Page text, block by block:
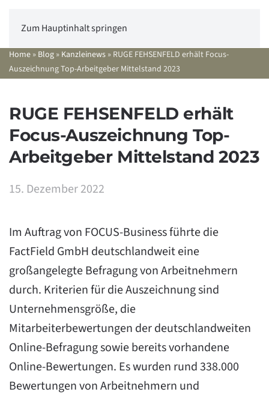
Zum Hauptinhalt springen
Home » Blog » Kanzleinews » RUGE FEHSENFELD erhält Focus-
Auszeichnung Top-Arbeitgeber Mittelstand 2023
RUGE FEHSENFELD erhält
Focus-Auszeichnung Top-
Arbeitgeber Mittelstand 2023
15. Dezember 2022
Im Auftrag von FOCUS-Business führte die
FactField GmbH deutschlandweit eine
großangelegte Befragung von Arbeitnehmern
durch. Kriterien für die Auszeichnung sind
Unternehmensgröße, die
Mitarbeiterbewertungen der deutschlandweiten
Online-Befragung sowie bereits vorhandene
Online-Bewertungen. Es wurden rund 338.000
Bewertungen von Arbeitnehmern und